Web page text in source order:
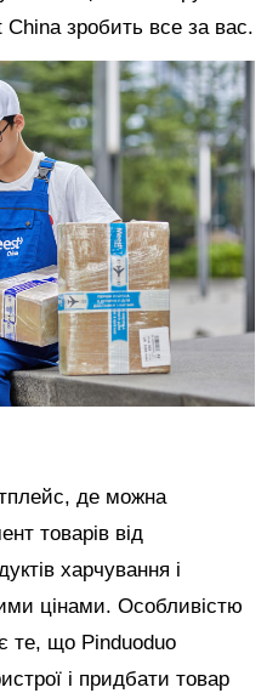
China зробить все за вас.
де можна
товарів від
харчування і
цінами. Особливістю
те, що Pinduoduo
і придбати товар